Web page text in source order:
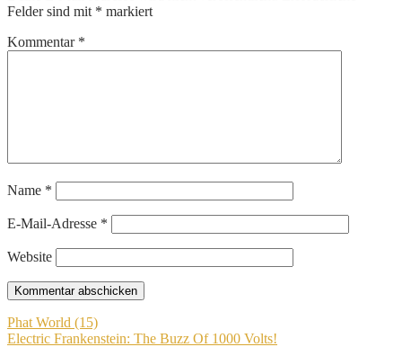
Felder sind mit * markiert
Kommentar *
Name *
E-Mail-Adresse *
Website
Beitragsnavigation
Phat World (15)
Electric Frankenstein: The Buzz Of 1000 Volts!